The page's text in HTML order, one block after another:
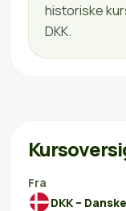
historiske
DKK.
Fra
DKK –